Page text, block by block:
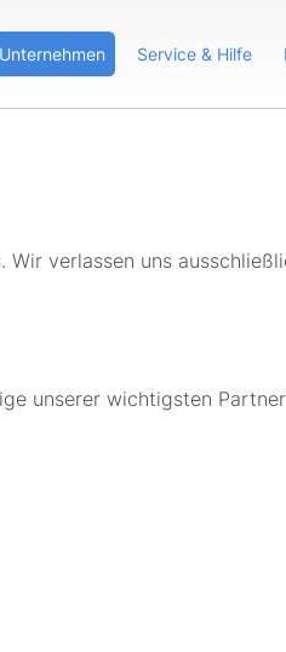
Unternehmen Service & Hilfe
verlassen uns
unserer wichtigsten